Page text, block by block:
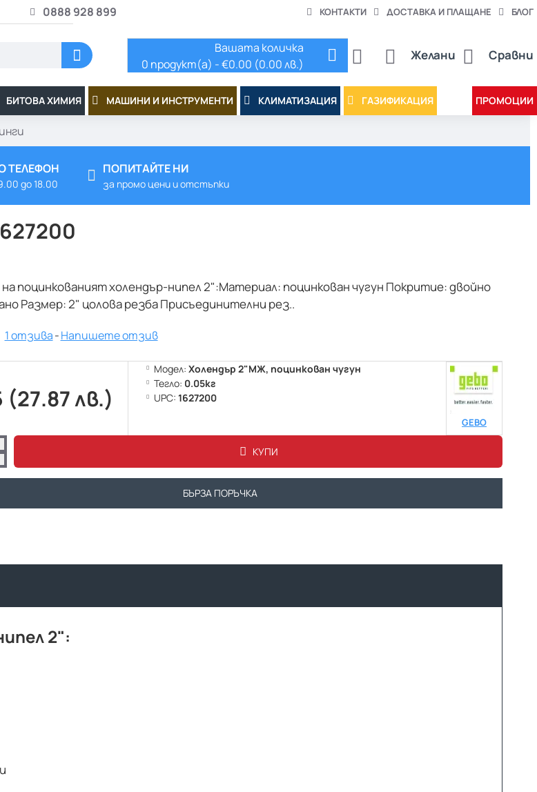
0888 928 899 КОНТАКТИ ДОСТАВКА И ПЛАЩАНЕ БЛОГ
Желани Сравни
Вашата количка
0 продукт(а) - €0.00 (0.00 лв.)
БИТОВА ХИМИЯ МАШИНИ И ИНСТРУМЕНТИ КЛИМАТИЗАЦИЯ ГАЗИФИКАЦИЯ ПРОМОЦИИ
ТЕЛЕФОН
до 18.00
ПОПИТАЙТЕ НИ
за промо цени и отстъпки
поцинкованият холендър-нипел 2":Материал: поцинкован чугун Покритие: двойно
Размер: 2" цолова резба Присъединителни рез..
1 отзива-Напишете отзив
(27.87 лв.)
Модел: Холендър 2"МЖ, поцинкован чугун
Тегло: 0.05кг
UPC: 1627200
GEBO
КУПИ
БЪРЗА ПОРЪЧКА
2":